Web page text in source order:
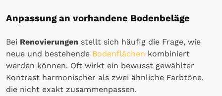
Anpassung an vorhandene Bodenbeläge
Bei Renovierungen stellt sich häufig die Frage, wie
neue und bestehende Bodenflächen kombiniert
werden können. Oft wirkt ein bewusst gewählter
Kontrast harmonischer als zwei ähnliche Farbtöne,
die nicht exakt zusammenpassen.